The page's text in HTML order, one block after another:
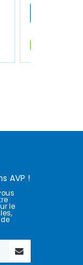
AVP !
le